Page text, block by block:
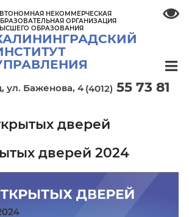
АВТОНОМНАЯ НЕКОММЕРЧЕСКАЯ
ОБРАЗОВАТЕЛЬНАЯ ОРГАНИЗАЦИЯ
ВЫСШЕГО ОБРАЗОВАНИЯ
КАЛИНИНГРАДСКИЙ
ИНСТИТУТ
дверей
дверей 2024